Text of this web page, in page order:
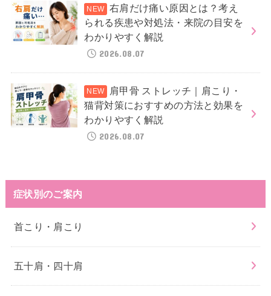
右肩だけ痛い原因とは？考え
られる疾患や対処法・来院の目安を
わかりやすく解説
2026.08.07
肩甲骨 ストレッチ｜肩こり・
猫背対策におすすめの方法と効果を
わかりやすく解説
2026.08.07
症状別のご案内
首こり・肩こり
五十肩・四十肩